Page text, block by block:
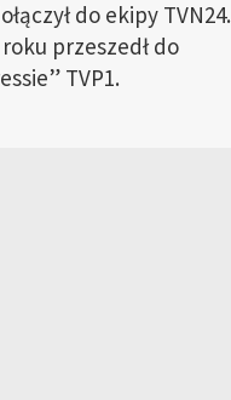
do ekipy TVN24.
przeszedł do
TVP1.